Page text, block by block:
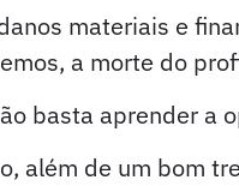
materiais e
a morte do
basta aprender a
além de um bom